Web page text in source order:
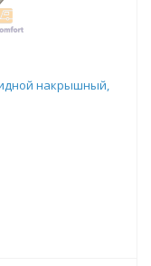
накрышный,